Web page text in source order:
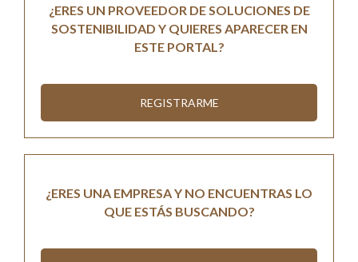
¿ERES UN PROVEEDOR DE SOLUCIONES DE
SOSTENIBILIDAD Y QUIERES APARECER EN
ESTE PORTAL?
REGISTRARME
¿ERES UNA EMPRESA Y NO ENCUENTRAS LO
QUE ESTÁS BUSCANDO?